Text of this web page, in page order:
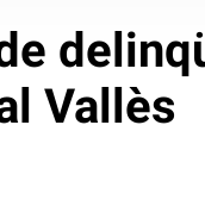
Vallès